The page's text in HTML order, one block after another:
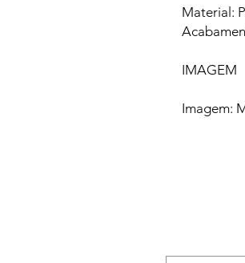
Material:
IMAGEM
Imagem: